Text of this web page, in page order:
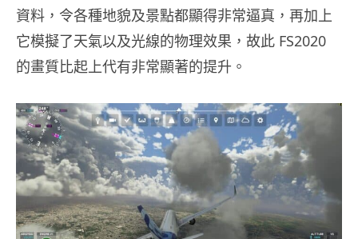
資料，令各種地貌及景點都顯得非常逼真，再加上
它模擬了天氣以及光線的物理效果，故此 FS2020
的畫質比起上代有非常顯著的提升。